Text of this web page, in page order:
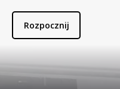
Rozpocznij